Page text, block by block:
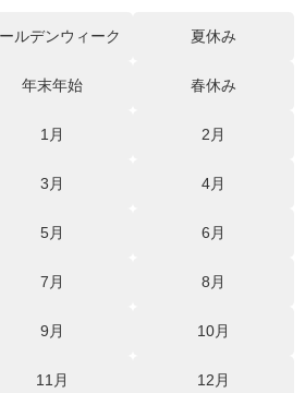
ルデンウィーク 夏休み
年末年始 春休み
1月 2月
3月 4月
5月 6月
7月 8月
9月 10月
11月 12月